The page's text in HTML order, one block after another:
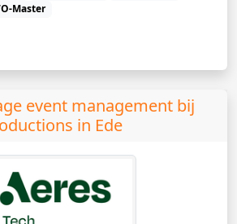
Master
event management bij
in Ede